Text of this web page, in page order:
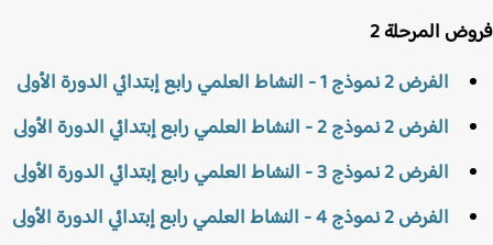
المرحلة 2
الفرض 2 نموذج 1 - النشاط العلمي رابع إبتدائي الدورة الأولى
الفرض 2 نموذج 2 - النشاط العلمي رابع إبتدائي الدورة الأولى
الفرض 2 نموذج 3 - النشاط العلمي رابع إبتدائي الدورة الأولى
الفرض 2 نموذج 4 - النشاط العلمي رابع إبتدائي الدورة الأولى